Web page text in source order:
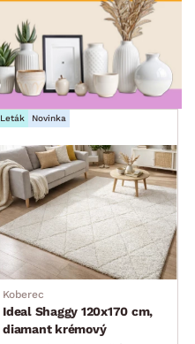
min. max.
min. cm max.
Leták Novinka
Koberec
Ideal Shaggy 120x170 cm,
diamant krémový